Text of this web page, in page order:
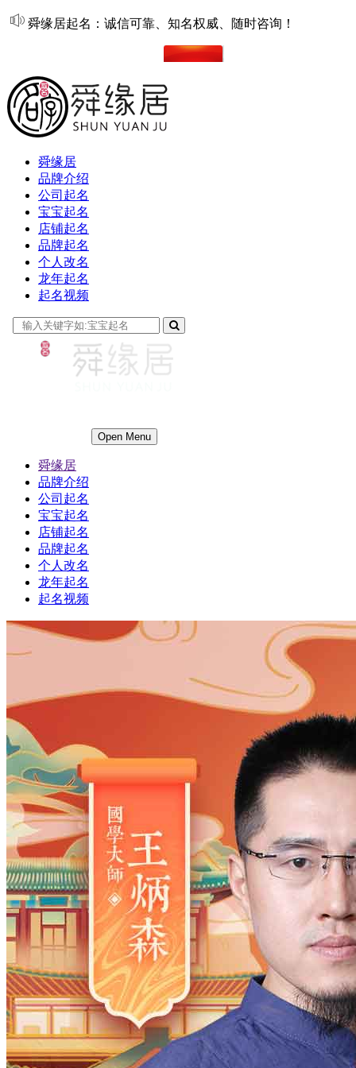
舜缘居起名：诚信可靠、知名权威、随时咨询！
舜缘居
品牌介绍
公司起名
宝宝起名
店铺起名
品牌起名
个人改名
龙年起名
起名视频
Open Menu
舜缘居
品牌介绍
公司起名
宝宝起名
店铺起名
品牌起名
个人改名
龙年起名
起名视频